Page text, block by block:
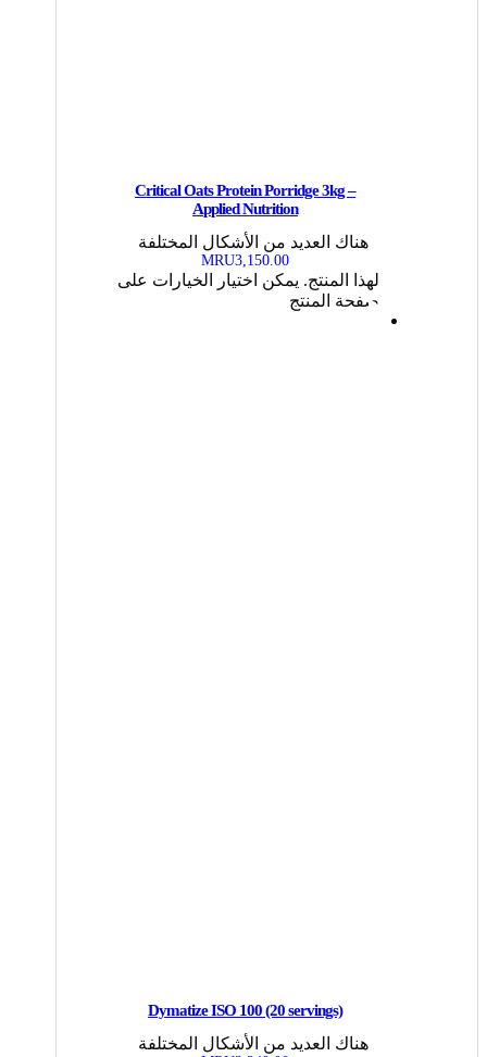
Critical Oats Protein Porridge 3kg –
Applied Nutrition
MRU3,150.00
هناك العديد من الأشكال المختلفة
لهذا المنتج. يمكن اختيار الخيارات على
صفحة المنتج
Dymatize ISO 100 (20 servings)
هناك العديد من الأشكال المختلفة